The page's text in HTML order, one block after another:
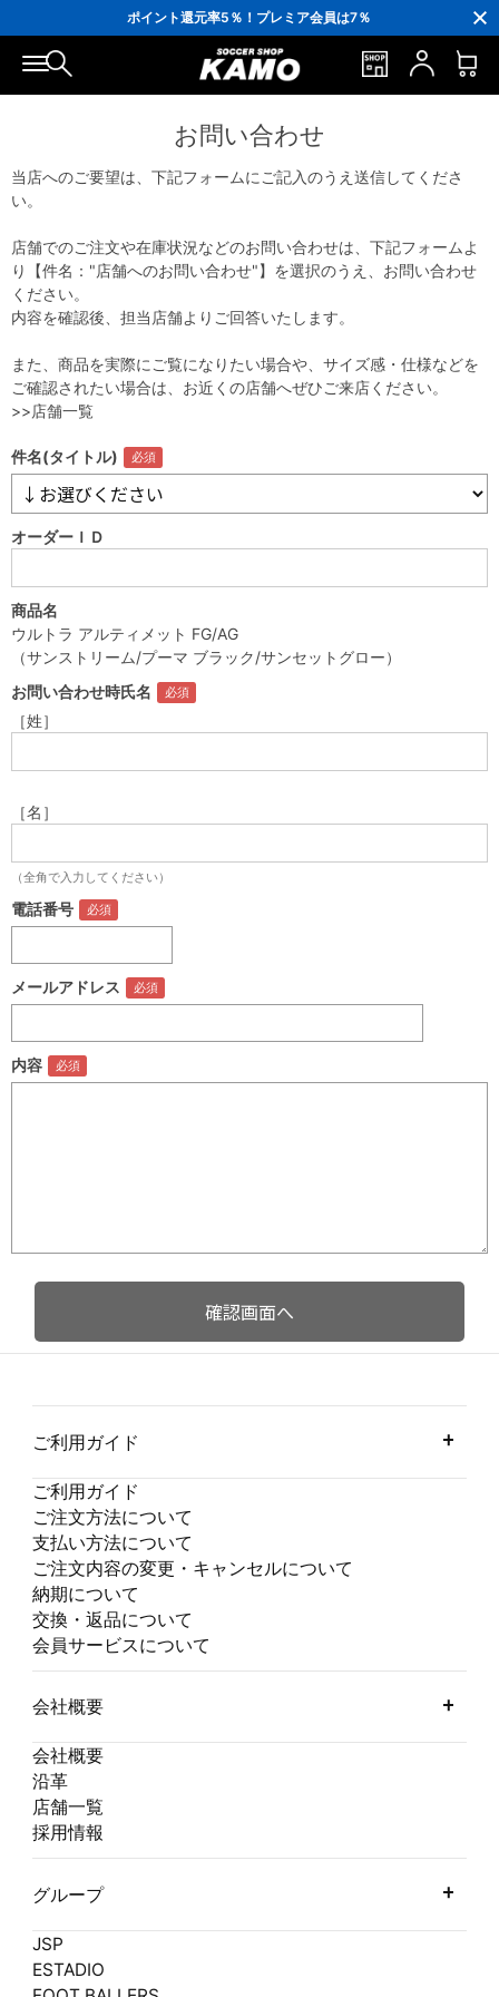
ポイント還元率5％！プレミア会員は7％
会員の方にはお誕生月に「10％OFFクーポン」プレゼント！
16,000円(税込)以上でシューズケースプレゼント！
3,300円(税込)以上で送料無料！
お問い合わせ
当店へのご要望は、下記フォームにご記入のうえ送信してくださ
い。
店舗でのご注文や在庫状況などのお問い合わせは、下記フォームよ
り【件名："店舗へのお問い合わせ"】を選択のうえ、お問い合わせ
ください。
内容を確認後、担当店舗よりご回答いたします。
また、商品を実際にご覧になりたい場合や、サイズ感・仕様などを
ご確認されたい場合は、お近くの店舗へぜひご来店ください。
>>店舗一覧
件名(タイトル)
オーダーＩＤ
商品名
ウルトラ アルティメット FG/AG
（サンストリーム/プーマ ブラック/サンセットグロー）
お問い合わせ時氏名
［姓］
［名］
（全角で入力してください）
電話番号
メールアドレス
内容
ご利用ガイド
ご利用ガイド
ご注文方法について
支払い方法について
ご注文内容の変更・キャンセルについて
納期について
交換・返品について
会員サービスについて
会社概要
会社概要
沿革
店舗一覧
採用情報
グループ
JSP
ESTADIO